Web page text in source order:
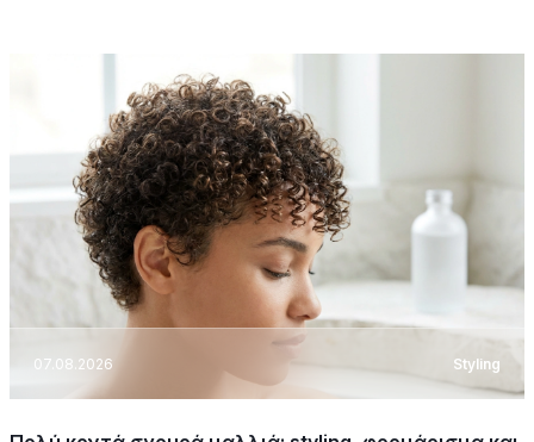
07.08.2026 Styling